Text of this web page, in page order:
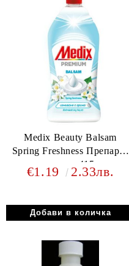
Medix Beauty Balsam
Spring Freshness Препарат
за съдове 415мл
€1.19 2.33лв.